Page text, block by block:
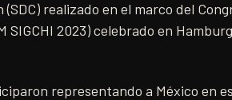
realizado en el marco del
SIGCHI 2023) celebrado en
representando a México en